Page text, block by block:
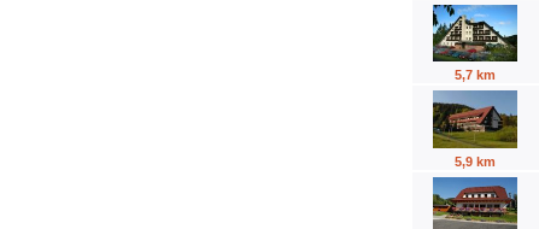
5,7 km
5,9 km